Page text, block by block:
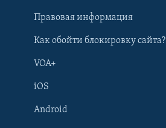
Правовая информация
Как обойти блокировку сайта?
VOA+
iOS
Android